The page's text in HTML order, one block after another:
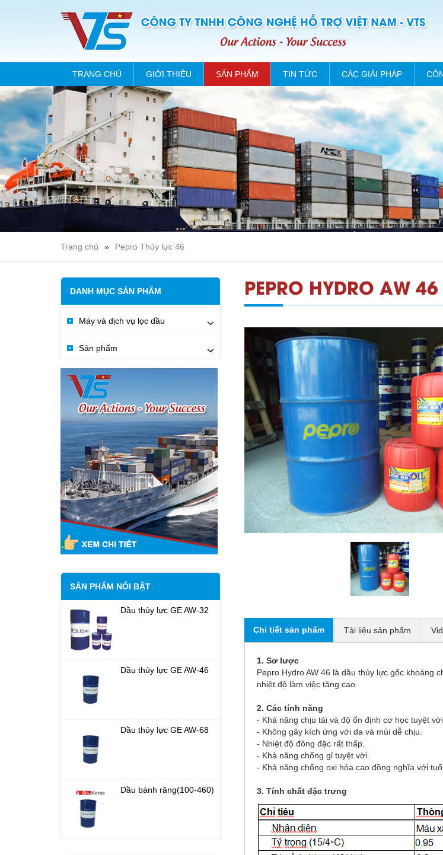
TRANG CHỦ GIỚI THIỆU SẢN PHẨM TIN TỨC CÁC GIẢI PHÁP
Trang chủ » Pepro Thủy lực 46
DANH MỤC SẢN PHẨM
Máy và dịch vụ lọc dầu ›
Sản phẩm ›
SẢN PHẨM NỔI BẬT
Dầu thủy lực GE AW-32
Dầu thủy lực GE AW-46
Dầu thủy lực GE AW-68
Dầu bánh răng(100-460)
PEPRO HYDRO AW
Chi tiết sản phẩm Tài liệu sản phẩm
1. Sơ lược
Pepro Hydro AW 46 là dầu thủy lực gốc khoáng
nhiệt độ làm việc tăng cao.
2. Các tính năng
- Khả năng chịu tải và độ ổn định cơ học tuyệt vời.
- Không gây kích ứng với da và mùi dễ chịu.
- Nhiệt độ đông đặc rất thấp.
- Khả năng chống gỉ tuyệt vời.
- Khả năng chống oxi hóa cao đồng nghĩa với
3. Tính chất đặc trưng